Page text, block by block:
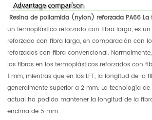
Resina de poliamida (nylon) reforzada PA66
un termoplástico reforzado con fibra larga, es
reforzado con fibra larga, en comparación con
reforzados con fibra convencional.
las fibras en los termoplásticos reforzados con
1 mm, mientras que en los LFT, la longitud de la
generalmente superior a 2 mm. La tecnología
actual ha podido mantener la longitud de la
encima de 5 mm.